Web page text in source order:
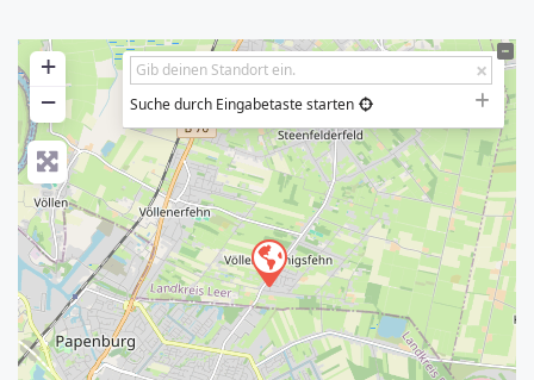
+
−
Suche durch Eingabetaste starten